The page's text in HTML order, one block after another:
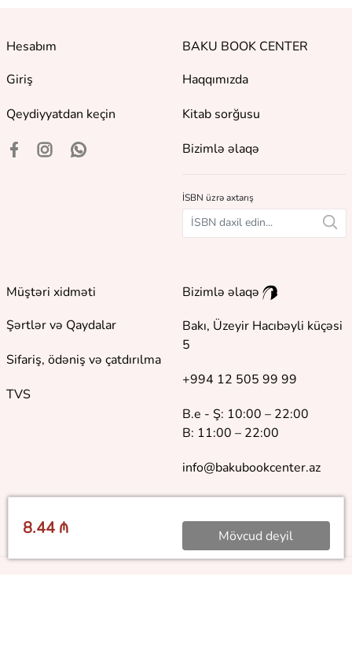
8.44 ₼ Mövcud deyil
Hesabım
Giriş
Qeydiyyatdan keçin
BAKU BOOK CENTER
Haqqımızda
Kitab sorğusu
Bizimlə əlaqə
İSBN üzrə axtarış
Müştəri xidməti
Şərtlər və Qaydalar
Sifariş, ödəniş və çatdırılma
TVS
Bizimlə əlaqə
Bakı, Üzeyir Hacıbəyli küçəsi
5
+994 12 505 99 99
B.e - Ş: 10:00 – 22:00
B: 11:00 – 22:00
info@bakubookcenter.az